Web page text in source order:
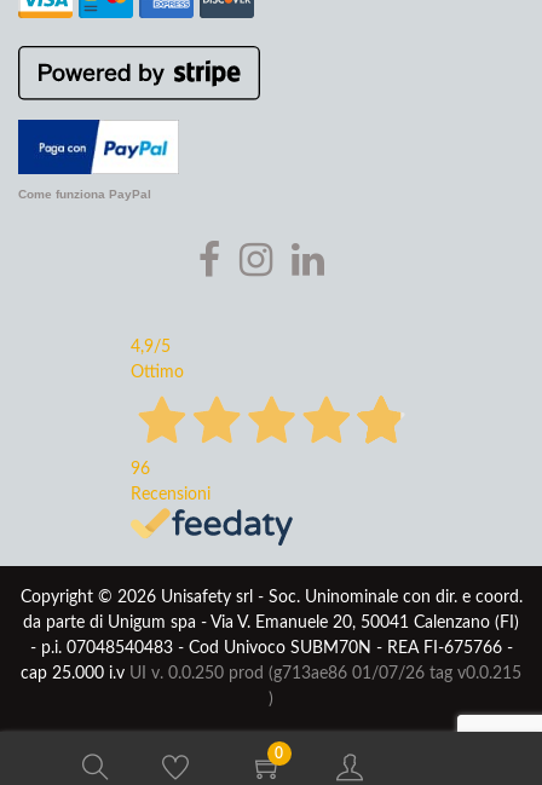
0
Come funziona PayPal
4,9/5
Ottimo
96
Recensioni
Copyright © 2026 Unisafety srl - Soc. Uninominale con dir. e coord.
da parte di Unigum spa - Via V. Emanuele 20, 50041 Calenzano (FI)
- p.i. 07048540483 - Cod Univoco SUBM70N - REA FI-675766 -
cap 25.000 i.v UI v. 0.0.250 prod (g713ae86 01/07/26 tag v0.0.215
)